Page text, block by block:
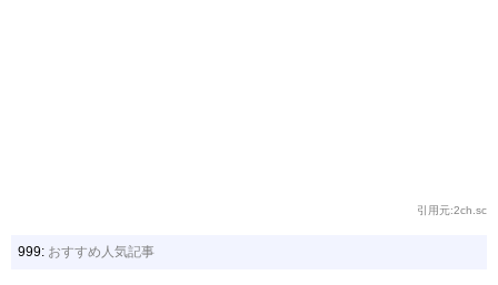
引用元:2ch.sc
999: おすすめ人気記事